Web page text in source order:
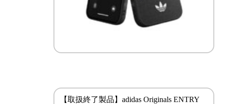
【取扱終了製品】adidas Originals ENTRY